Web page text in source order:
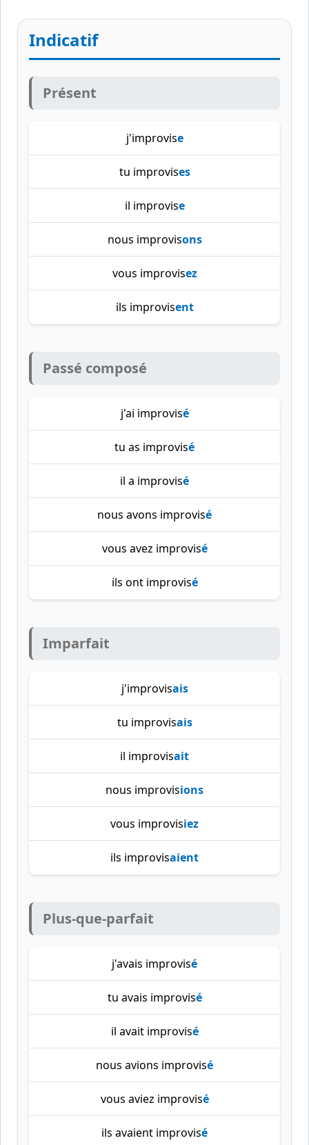
Indicatif
Présent
j'improvise
tu improvises
il improvise
nous improvisons
vous improvisez
ils improvisent
Passé composé
j'ai improvisé
tu as improvisé
il a improvisé
nous avons improvisé
vous avez improvisé
ils ont improvisé
Imparfait
j'improvisais
tu improvisais
il improvisait
nous improvisions
vous improvisiez
ils improvisaient
Plus-que-parfait
j'avais improvisé
tu avais improvisé
il avait improvisé
nous avions improvisé
vous aviez improvisé
ils avaient improvisé